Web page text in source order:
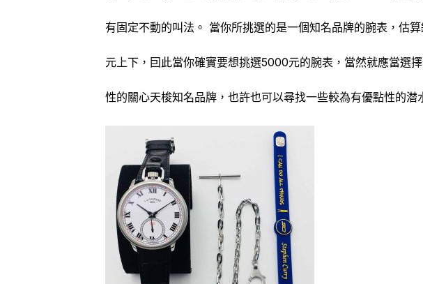
有固定不動的叫法。 當你所挑選的是一個知名品牌的腕表，估
元上下，囙此當你確實要想挑選5000元的腕表，當然就應當選
性的關心天梭知名品牌，也許也可以尋找一些較為有優點性的潜